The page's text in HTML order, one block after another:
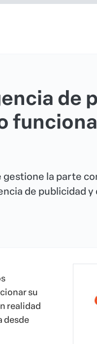
de
la parte
de publicidad
su
realidad
desde